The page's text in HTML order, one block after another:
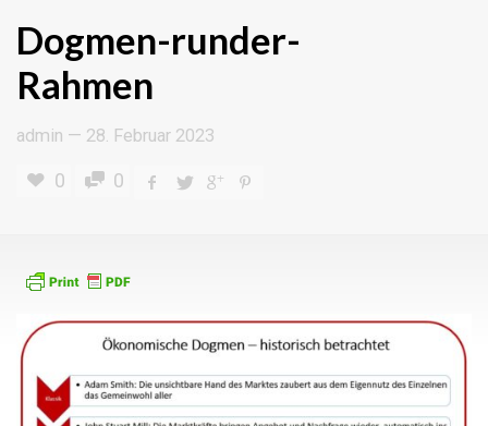
Dogmen-runder-
Rahmen
admin — 28. Februar 2023
0 0